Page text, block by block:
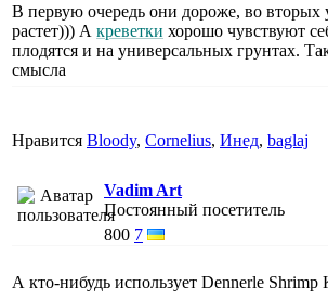
В первую очередь они дороже, во вторых
растет))) А креветки хорошо чувствуют
плодятся и на универсальных грунтах.
смысла
Нравится Bloody, Cornelius, Инед, baglaj
Vadim Art
Постоянный посетитель
800 7
А кто-нибудь использует Dennerle